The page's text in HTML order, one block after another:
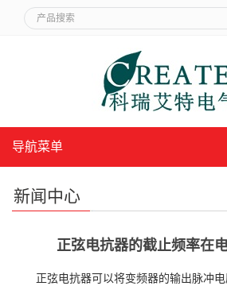
导航菜单
新闻中心
正弦电抗器的截止频率在
正弦电抗器可以将变频器的输出脉冲电